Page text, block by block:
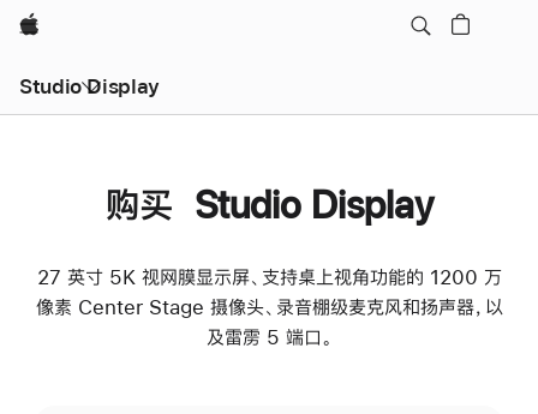
Apple
Studio Display
购买 Studio Display
27 英寸 5K 视网膜显示屏、支持桌上视角功能的 1200 万
像素 Center Stage 摄像头、录音棚级麦克风和扬声器，以
及雷雳 5 端口。